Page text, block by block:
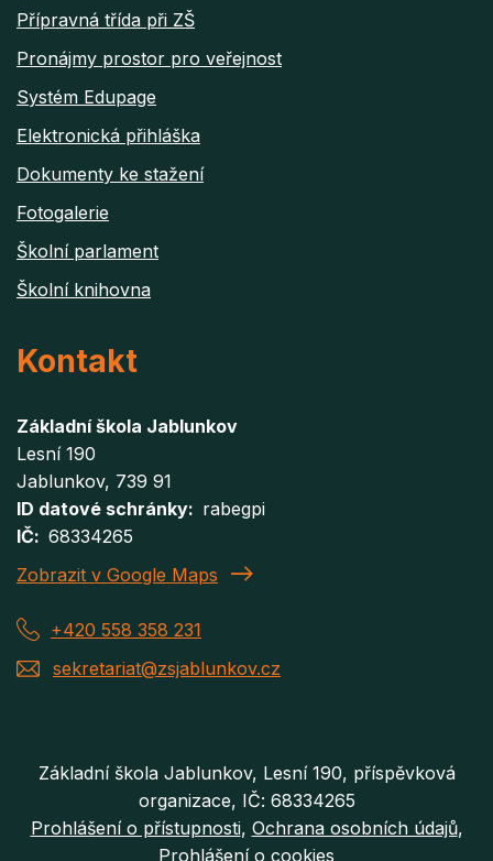
Přípravná třída při ZŠ
Pronájmy prostor pro veřejnost
Systém Edupage
Elektronická přihláška
Dokumenty ke stažení
Fotogalerie
Školní parlament
Školní knihovna
Kontakt
Základní škola Jablunkov
Lesní 190
Jablunkov, 739 91
ID datové schránky
rabegpi
IČ
68334265
Zobrazit v Google Maps
+420 558 358 231
sekretariat@zsjablunkov.cz
Základní škola Jablunkov, Lesní 190, příspěvková
organizace, IČ: 68334265
Prohlášení o přístupnosti Ochrana osobních údajů
Prohlášení o cookies